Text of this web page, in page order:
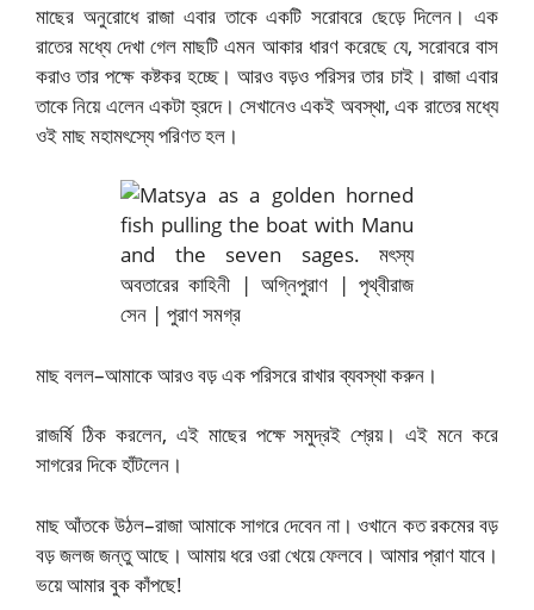
মাছের অনুরোধে রাজা এবার তাকে একটি সরোবরে ছেড়ে দিলেন। এক
রাতের মধ্যে দেখা গেল মাছটি এমন আকার ধারণ করেছে যে, সরোবরে বাস
করাও তার পক্ষে কষ্টকর হচ্ছে। আরও বড়ও পরিসর তার চাই। রাজা এবার
তাকে নিয়ে এলেন একটা হ্রদে। সেখানেও একই অবস্থা, এক রাতের মধ্যে
ওই মাছ মহামৎস্যে পরিণত হল।
মাছ বলল–আমাকে আরও বড় এক পরিসরে রাখার ব্যবস্থা করুন।
রাজর্ষি ঠিক করলেন, এই মাছের পক্ষে সমুদ্রই শ্রেয়। এই মনে করে
সাগরের দিকে হাঁটলেন।
মাছ আঁতকে উঠল–রাজা আমাকে সাগরে দেবেন না। ওখানে কত রকমের বড়
বড় জলজ জন্তু আছে। আমায় ধরে ওরা খেয়ে ফেলবে। আমার প্রাণ যাবে।
ভয়ে আমার বুক কাঁপছে!